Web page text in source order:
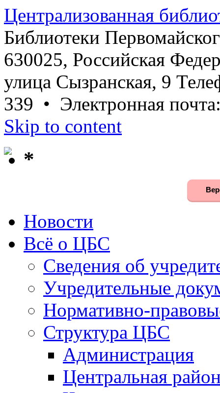
Централизованная
Библиотеки
630025, Российская
улица Сызранская, 9
339 • Электронная
Skip to content
*
Новости
Всё о ЦБС
Сведения об
Учредительные
Нормативно-
Структура ЦБС
Администрация
Центральная